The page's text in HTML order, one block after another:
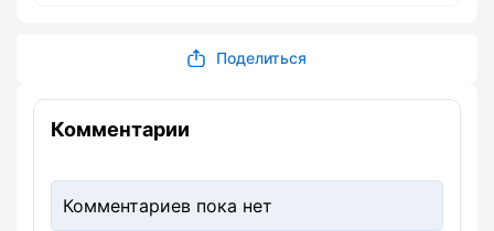
Поделиться
Комментарии
Комментариев пока нет